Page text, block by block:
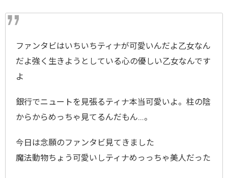
ファンタビはいちいちティナが可愛いんだよ乙女なん
だよ強く生きようとしている心の優しい乙女なんです
よ
銀行でニュートを見張るティナ本当可愛いよ。柱の陰
からからめっちゃ見てるんだもん…。
今日は念願のファンタビ見てきました
魔法動物ちょう可愛いしティナめっっちゃ美人だった